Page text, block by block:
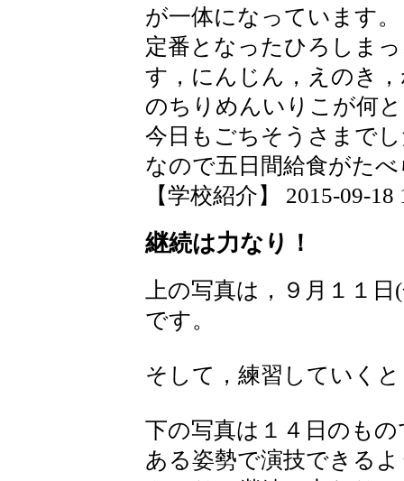
が一体になっています。
定番となったひろしま
す，にんじん，えのき
のちりめんいりこが何
今日もごちそうさまで
なので五日間給食がた
【学校紹介】 2015-09-18
継続は力なり！
上の写真は，９月１１
です。
そして，練習していく
下の写真は１４日のも
ある姿勢で演技できる